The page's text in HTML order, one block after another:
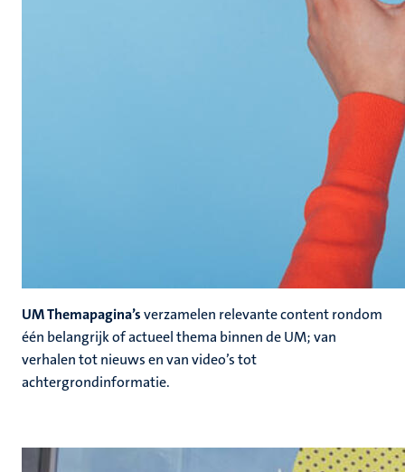
UM Themapagina’sverzamelen relevante content rondom
één belangrijk of actueel thema binnen de UM; van
verhalen tot nieuws en van video’s tot
achtergrondinformatie.